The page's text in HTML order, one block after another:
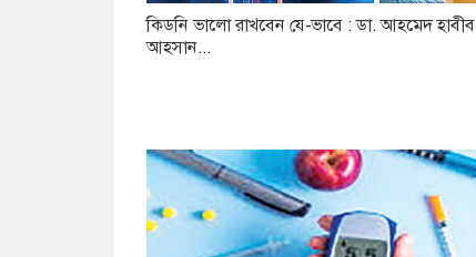
কিডনি ভালো রাখবেন যে-ভাবে : ডা. আহমেদ হাবীব
আহসান...